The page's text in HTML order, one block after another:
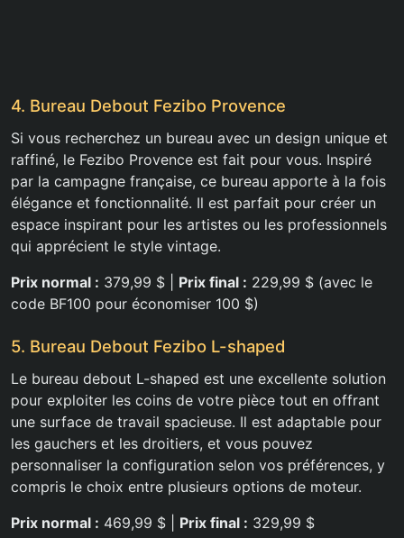
4. Bureau Debout Fezibo Provence
Si vous recherchez un bureau avec un design unique et
raffiné, le Fezibo Provence est fait pour vous. Inspiré
par la campagne française, ce bureau apporte à la fois
élégance et fonctionnalité. Il est parfait pour créer un
espace inspirant pour les artistes ou les professionnels
qui apprécient le style vintage.
Prix normal : 379,99 $ | Prix final : 229,99 $ (avec le
code BF100 pour économiser 100 $)
5. Bureau Debout Fezibo L-shaped
Le bureau debout L-shaped est une excellente solution
pour exploiter les coins de votre pièce tout en offrant
une surface de travail spacieuse. Il est adaptable pour
les gauchers et les droitiers, et vous pouvez
personnaliser la configuration selon vos préférences, y
compris le choix entre plusieurs options de moteur.
Prix normal : 469,99 $ | Prix final : 329,99 $